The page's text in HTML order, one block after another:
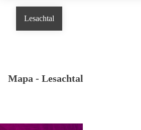
Lesachtal
Mapa - Lesachtal